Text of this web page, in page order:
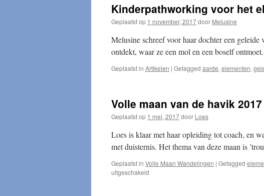
Kinderpathworking voor het
Geplaatst op 1 november, 2017door Melusine
Melusine schreef voor haar dochter een
ontdekt, waar ze een mol en een boself ontmoet.
Geplaatst in Artikelen | Getagged aarde, elementen,
Volle maan van de havik
Geplaatst op 1 mei, 2017door Loes
Loes is klaar met haar opleiding tot coach, en
met duisternis. Het thema van deze maan is
Geplaatst in Volle Maan Wandelingen | Getagged
uitgeschakeld